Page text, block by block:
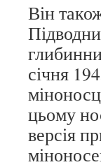
Він
січня
цьому
версія